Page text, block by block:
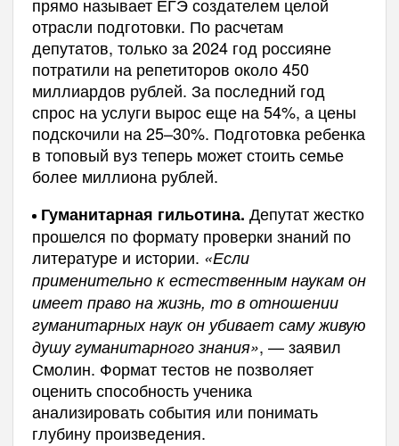
отрасли подготовки. По расчетам
депутатов, только за 2024 год россияне
потратили на репетиторов около 450
миллиардов рублей. За последний год
спрос на услуги вырос еще на 54%, а цены
подскочили на 25–30%. Подготовка ребенка
в топовый вуз теперь может стоить семье
более миллиона рублей.
Гуманитарная гильотина. Депутат жестко
прошелся по формату проверки знаний по
литературе и истории. «Если
применительно к естественным наукам он
имеет право на жизнь, то в отношении
гуманитарных наук он убивает саму живую
душу гуманитарного знания», — заявил
Смолин. Формат тестов не позволяет
оценить способность ученика
анализировать события или понимать
глубину произведения.